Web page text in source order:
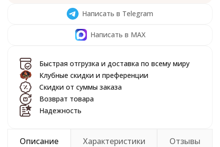
Написать в Telegram
Написать в MAX
Быстрая отгрузка и доставка по всему миру
Клубные скидки и преференции
Скидки от суммы заказа
Возврат товара
Надежность
Описание Характеристики Отзывы